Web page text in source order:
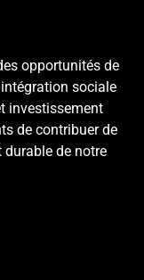
opportunités de
sociale
investissement
de contribuer de
de notre